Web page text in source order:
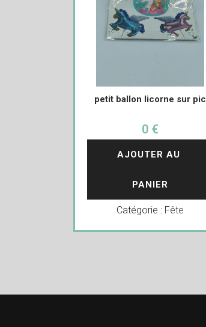
petit ballon licorne sur pic
0 €
AJOUTER AU
PANIER
Catégorie : Fête